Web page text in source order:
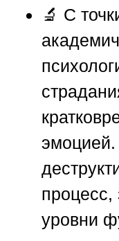
🔬 С
процесс,
уровни